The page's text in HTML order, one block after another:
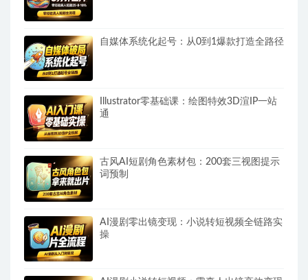
自媒体系统化起号：从0到1爆款打造全路径
Illustrator零基础课：绘图特效3D渲IP一站
通
古风AI短剧角色素材包：200套三视图提示
词预制
AI漫剧零出镜变现：小说转短视频全链路实
操